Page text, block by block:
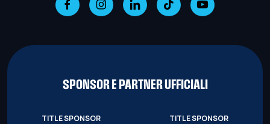
SPONSOR E PARTNER UFFICIALI
TITLE SPONSOR TITLE SPONSOR